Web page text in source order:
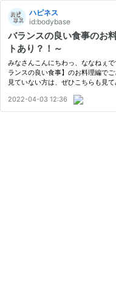
ハピネス
id:bodybase
バランスの良い食事のお
トあり？！～
みなさんこんにちわっ、ななねぇ
ランスの良い食事】のお料理編で
見ていない方は、ぜひこちらも見
ピネス それではまず！簡単に前回
量】…
2022-04-03 12:36